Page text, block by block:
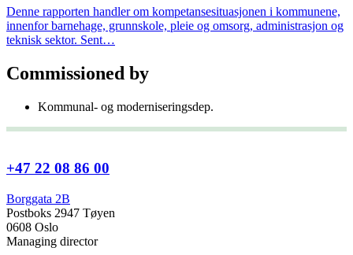
Denne rapporten handler om kompetansesituasjonen i kommunene,
innenfor barnehage, grunnskole, pleie og omsorg, administrasjon og
teknisk sektor. Sent…
Commissioned by
Kommunal- og moderniseringsdep.
+47 22 08 86 00
Borggata 2B
Postboks 2947 Tøyen
0608 Oslo
Managing director